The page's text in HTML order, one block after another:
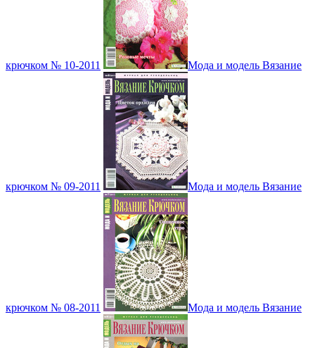
крючком № 10-2011 Мода и модель Вязание
крючком № 09-2011 Мода и модель Вязание
крючком № 08-2011 Мода и модель Вязание